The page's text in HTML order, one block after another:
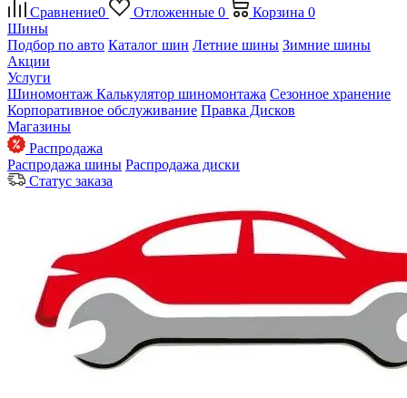
Сравнение0 Отложенные 0 Корзина 0
Шины
Подбор по авто Каталог шин Летние шины Зимние шины
Акции
Услуги
Шиномонтаж Калькулятор шиномонтажа Сезонное хранение
Корпоративное обслуживание Правка Дисков
Магазины
Распродажа
Распродажа шины Распродажа диски
Статус заказа